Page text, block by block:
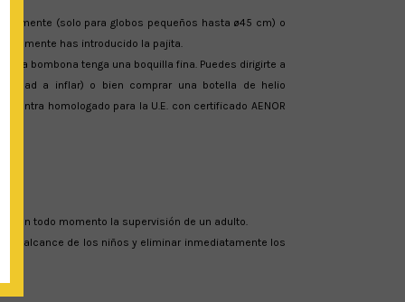
(solo para globos pequeños hasta ø45 cm) o
has introducido la pajita.
la bombona tenga una boquilla fina. Puedes dirigirte a
a inflar) o bien comprar una botella de helio
homologado para la U.E. con certificado AENOR
en todo momento la supervisión de un adulto.
alcance de los niños y eliminar inmediatamente los